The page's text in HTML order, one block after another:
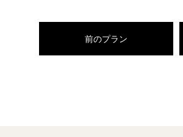
前のプラン